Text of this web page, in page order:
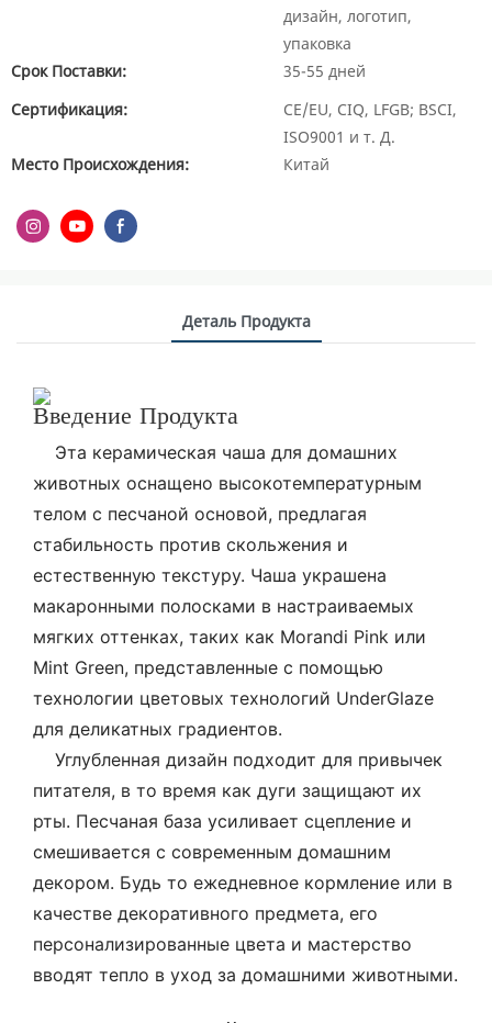
дизайн, логотип,
упаковка
Срок Поставки:
35-55 дней
Сертификация:
CE/EU, CIQ, LFGB; BSCI,
ISO9001 и т. Д.
Место Происхождения:
Китай
Деталь Продукта
Введение Продукта
Эта керамическая чаша для домашних
животных оснащено высокотемпературным
телом с песчаной основой, предлагая
стабильность против скольжения и
естественную текстуру. Чаша украшена
макаронными полосками в настраиваемых
мягких оттенках, таких как Morandi Pink или
Mint Green, представленные с помощью
технологии цветовых технологий UnderGlaze
для деликатных градиентов.
Углубленная дизайн подходит для привычек
питателя, в то время как дуги защищают их
рты. Песчаная база усиливает сцепление и
смешивается с современным домашним
декором. Будь то ежедневное кормление или в
качестве декоративного предмета, его
персонализированные цвета и мастерство
вводят тепло в уход за домашними животными.